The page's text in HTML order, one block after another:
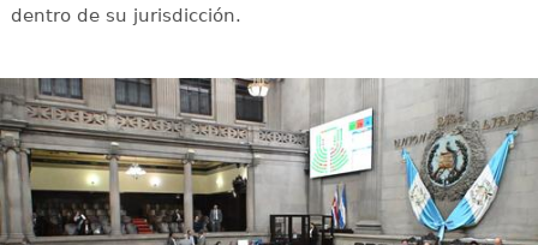
dentro de su jurisdicción.